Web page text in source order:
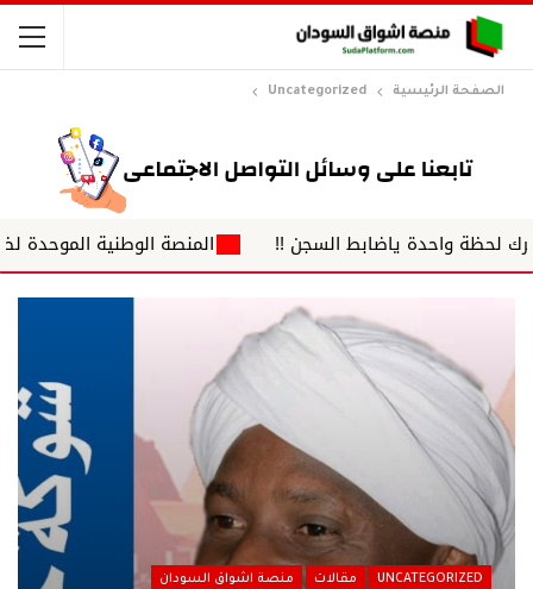
الصفحة الرئيسية Uncategorized
ياضابط السجن !! المنصة الوطنية الموحدة لضباط
UNCATEGORIZED مقالات منصة اشواق السودان